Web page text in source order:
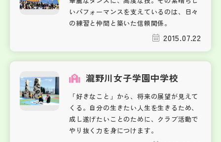
いパフォーマンスを支えているのは、日々
の練習と仲間と築いた信頼関係。
2015.07.22
瀧野川女子学園中学校
「好きなこと」から、将来の展望が見えて
くる。自分の生きたい人生を生きるため、
成し遂げたいことのために、クラブ活動で
やり抜く力を身につけます。